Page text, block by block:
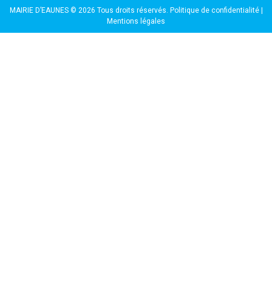
MAIRIE D’EAUNES © 2026 Tous droits réservés. Politique de confidentialité|
Mentions légales